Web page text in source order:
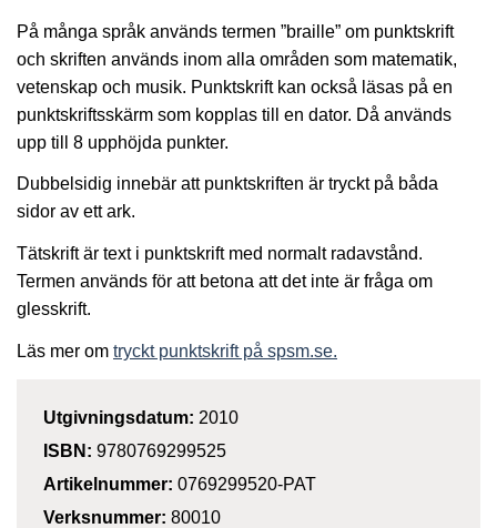
På många språk används termen ”braille” om punktskrift
och skriften används inom alla områden som matematik,
vetenskap och musik. Punktskrift kan också läsas på en
punktskriftsskärm som kopplas till en dator. Då används
upp till 8 upphöjda punkter.
Dubbelsidig innebär att punktskriften är tryckt på båda
sidor av ett ark.
Tätskrift är text i punktskrift med normalt radavstånd.
Termen används för att betona att det inte är fråga om
glesskrift.
Läs mer om tryckt punktskrift på spsm.se.
Utgivningsdatum: 2010
ISBN: 9780769299525
Artikelnummer: 0769299520-PAT
Verksnummer: 80010